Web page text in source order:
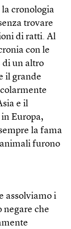
cronologia
trovare
di ratti. Al
con le
di un altro
il grande
e il
Europa,
la fama
furono
assolviamo i
negare che